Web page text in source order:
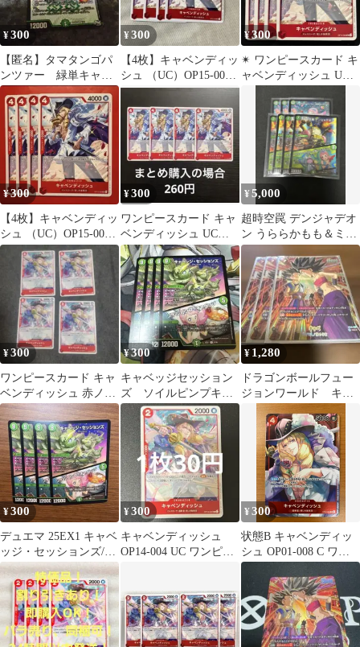
¥300
【匿名】タマタンゴパ
ンツァー 緑単キャベ
ッジ 緑単キャベツ
グランセクトデッキ
¥300
【4枚】キャベンディッ
シュ （UC）OP15-006
①
¥300
✴︎ ワンピースカード キ
ャベンディッシュ UC
¥300
【4枚】キャベンディッ
シュ （UC）OP15-006
②
¥300
ワンピースカード キャ
ベンディッシュ UC
OP15-006 4枚
¥5,000
超時空罠 デンジャデオ
ン うららかもも＆ミノ
マル 緑単キャベッジ パ
ーツ
¥300
ワンピースカード キャ
ベンディッシュ 赤ノー
マル
¥300
キャベッジセッション
ズ ソイルピンプキャ
ベッジ
¥ 1,280
ドラゴンボールフュー
ジョンワールド キャ
ル UC
¥300
デュエマ 25EX1 キャベ
ッジ・セッションズ/ソ
イルピンプキャベッジ
4枚⑤
¥300
キャベンディッシュ
OP14-004 UC ワンピー
¥300
状態B キャベンディッ
シュ OP01-008 C ワン
ピースカードゲーム
ONEPIECE